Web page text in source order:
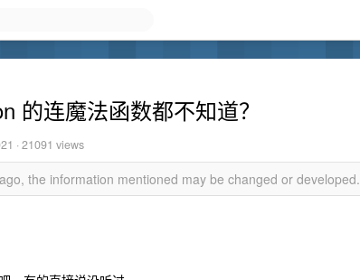
的连魔法函数都不知道？
· 21091 views
the information mentioned may be changed or developed.